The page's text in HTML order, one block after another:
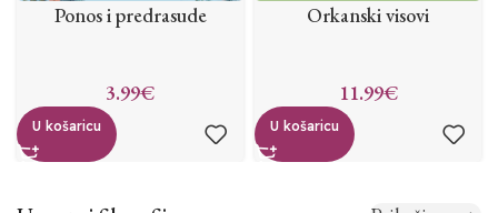
Ponos i predrasude
3.99€
U košaricu
Orkanski visovi
11.99€
U košaricu